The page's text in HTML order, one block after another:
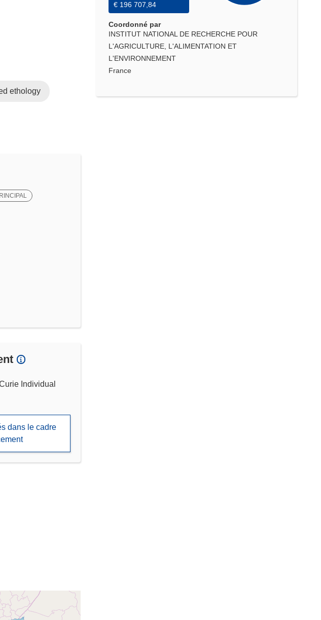
€ 196 707,84
Coordonné par
INSTITUT NATIONAL DE RECHERCHE POUR
L'AGRICULTURE, L'ALIMENTATION ET
L'ENVIRONNEMENT
France
ethology
Individual
dans le cadre